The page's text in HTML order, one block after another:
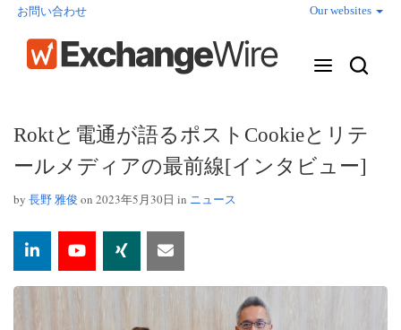
お問い合わせ Our websites
Roktと電通が語るポストCookieとリテ
ールメディアの最前線[インタビュー]
by 長野 雅俊 on 2023年5月30日 in ニュース